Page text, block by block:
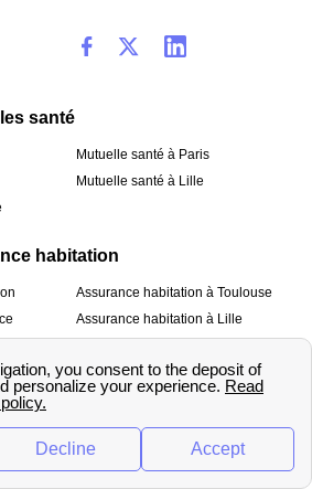
santé
Mutuelle santé à Paris
Mutuelle santé à Lille
habitation
Assurance habitation à Toulouse
Assurance habitation à Lille
Mentions légales